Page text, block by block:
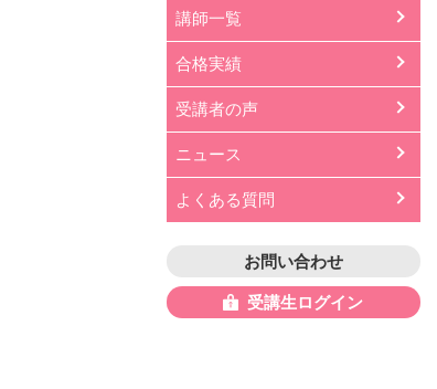
講師一覧
合格実績
受講者の声
ニュース
よくある質問
お問い合わせ
受講生ログイン